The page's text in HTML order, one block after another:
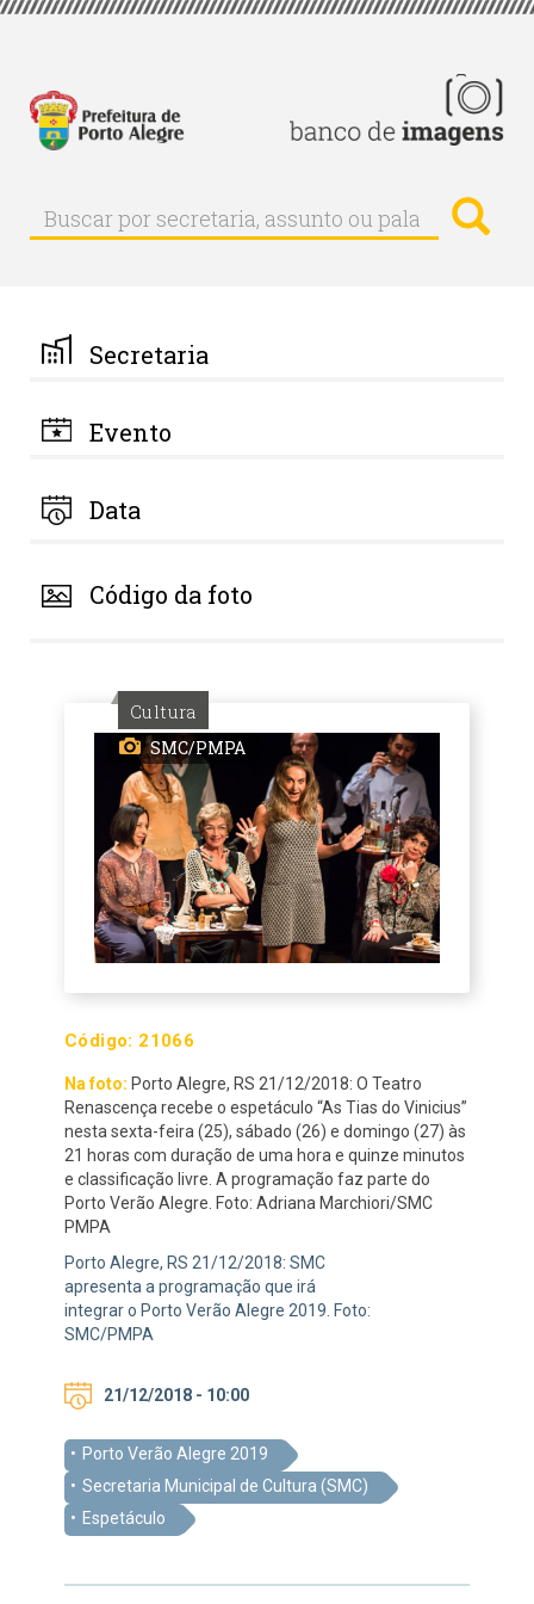
Pular
principal
Buscar
Buscar
por
palavra-
chave
Secretaria
Evento
Data
Código da foto
Cultura
SMC/PMPA
Código: 21066
Na foto: Porto Alegre, RS 21/12/2018: O Teatro
Renascença recebe o espetáculo “As Tias do Vinicius”
nesta sexta-feira (25), sábado (26) e domingo (27) às
21 horas com duração de uma hora e quinze minutos
e classificação livre. A programação faz parte do
Porto Verão Alegre. Foto: Adriana Marchiori/SMC
PMPA
Porto Alegre, RS 21/12/2018: SMC
apresenta a programação que irá
integrar o Porto Verão Alegre 2019. Foto:
SMC/PMPA
21/12/2018 - 10:00
Porto Verão Alegre 2019
Secretaria Municipal de Cultura (SMC)
Espetáculo